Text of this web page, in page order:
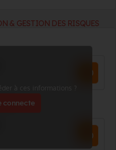
& GESTION DES RISQUES
à ces informations ?
connecte